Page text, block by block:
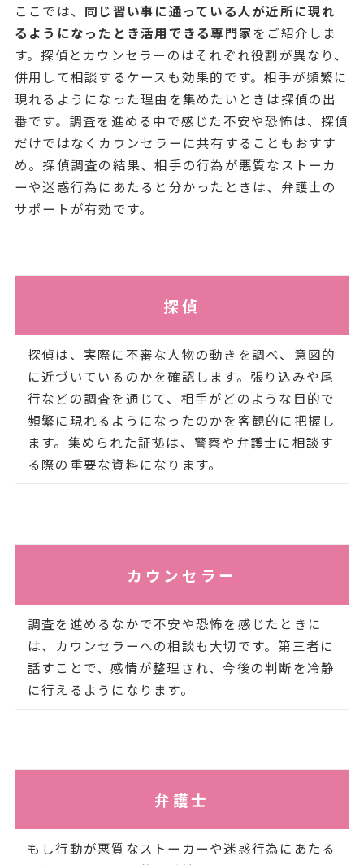
ここでは、 同じ習い事に通っている人が近所に現れ
るようになったとき活用できる専門家をご紹介しま
す。探偵とカウンセラーのはそれぞれ役割が異なり、
併用して相談するケースも効果的です。相手が頻繁に
現れるようになった理由を集めたいときは探偵の出
番です。調査を進める中で感じた不安や恐怖は、探偵
だけではなくカウンセラーに共有することもおすす
め。探偵調査の結果、相手の行為が悪質なストーカ
ーや迷惑行為にあたると分かったときは、弁護士の
サポートが有効です。
探偵
探偵は、実際に不審な人物の動きを調べ、意図的
に近づいているのかを確認します。張り込みや尾
行などの調査を通じて、相手がどのような目的で
頻繁に現れるようになったのかを客観的に把握し
ます。集められた証拠は、警察や弁護士に相談す
る際の重要な資料になります。
カウンセラー
調査を進めるなかで不安や恐怖を感じたときに
は、カウンセラーへの相談も大切です。第三者に
話すことで、感情が整理され、今後の判断を冷静
に行えるようになります。
弁護士
もし行動が悪質なストーカーや迷惑行為にあたる